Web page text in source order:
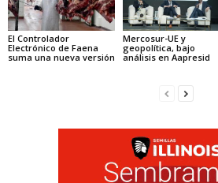
El Controlador
Electrónico de Faena
suma una nueva versión
Mercosur-UE y
geopolítica, bajo
análisis en Aapresid